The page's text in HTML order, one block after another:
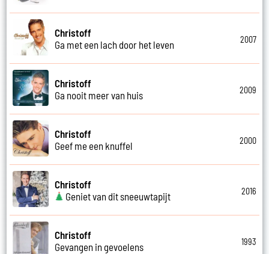
Christoff
Ga met een lach door het leven
2007
Christoff
Ga nooit meer van huis
2009
Christoff
Geef me een knuffel
2000
Christoff
Geniet van dit sneeuwtapijt
2016
Christoff
Gevangen in gevoelens
1993